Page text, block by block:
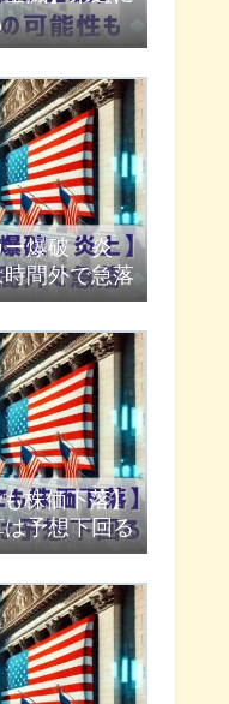
爆破・炎
間外で急落
株価下落】
予想下回る